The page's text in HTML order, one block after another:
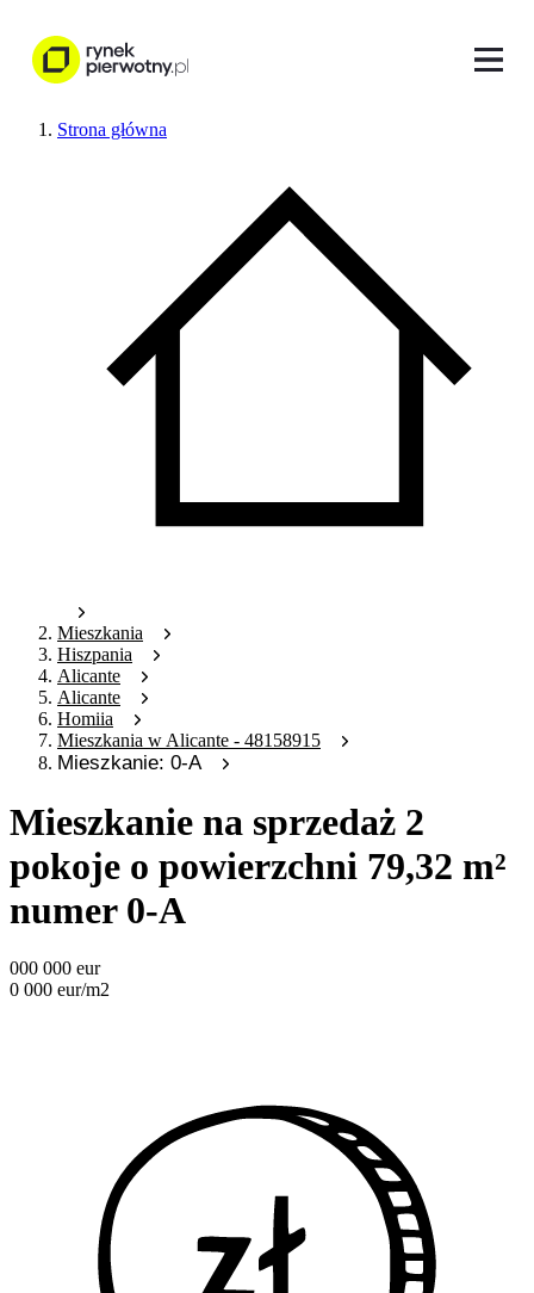
Strona główna
Mieszkania
Hiszpania
Alicante
Alicante
Homiia
Mieszkania w Alicante - 48158915
Mieszkanie: 0-A
Mieszkanie na sprzedaż 2
pokoje o powierzchni 79,32 m²
numer 0-A
000 000 eur
0 000 eur/m2